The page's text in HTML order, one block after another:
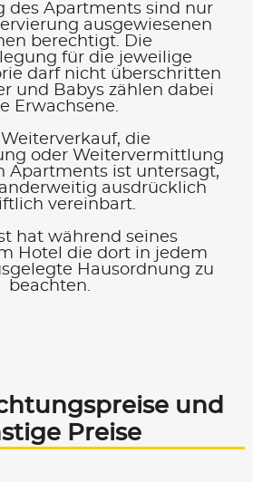
des Apartments sind nur
ausgewiesenen
berechtigt. Die
für die jeweilige
darf nicht überschritten
und Babys zählen dabei
Erwachsene.
die
oder Weitervermittlung
Apartments ist untersagt,
ausdrücklich
vereinbart.
hat während seines
Hotel die dort in jedem
Hausordnung zu
beachten.
und
Preise